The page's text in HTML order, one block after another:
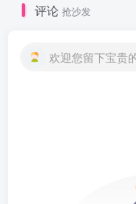
评论 抢沙发
欢迎您留下宝贵